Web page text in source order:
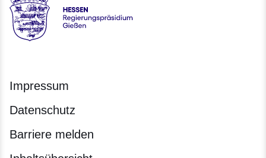
Hessen - Regierungspräsidium Gießen
Impressum
Datenschutz
Barriere melden